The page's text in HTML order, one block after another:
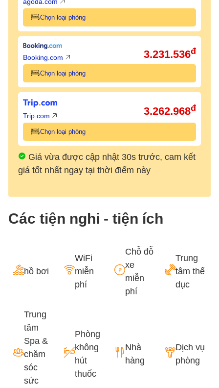
Chọn loại phòng
Booking.com 3.231.536đ
Chọn loại phòng
Trip.com 3.262.968đ
Chọn loại phòng
Giá vừa được cập nhật 30s trước, cam kết
giá tốt nhất ngay tại thời điểm này
Các tiện nghi - tiện ích
hồ bơi
WiFi
miễn
phí
Chỗ đỗ
xe
miễn
phí
Trung
tâm thể
dục
Trung
tâm
Spa &
chăm
sóc
sức
Phòng
không
hút
thuốc
Nhà
hàng
Dịch vụ
phòng